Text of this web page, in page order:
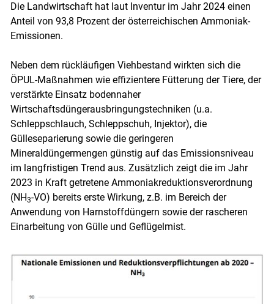
Die Landwirtschaft hat laut Inventur im Jahr 2024 einen
Anteil von 93,8 Prozent der österreichischen Ammoniak-
Emissionen.
Neben dem rückläufigen Viehbestand wirkten sich die
ÖPUL-Maßnahmen wie effizientere Fütterung der Tiere, der
verstärkte Einsatz bodennaher
Wirtschaftsdüngerausbringungstechniken (u.a.
Schleppschlauch, Schleppschuh, Injektor), die
Gülleseparierung sowie die geringeren
Mineraldüngermengen günstig auf das Emissionsniveau
im langfristigen Trend aus. Zusätzlich zeigt die im Jahr
2023 in Kraft getretene Ammoniakreduktionsverordnung
(NH3-VO) bereits erste Wirkung, z.B. im Bereich der
Anwendung von Harnstoffdüngern sowie der rascheren
Einarbeitung von Gülle und Geflügelmist.